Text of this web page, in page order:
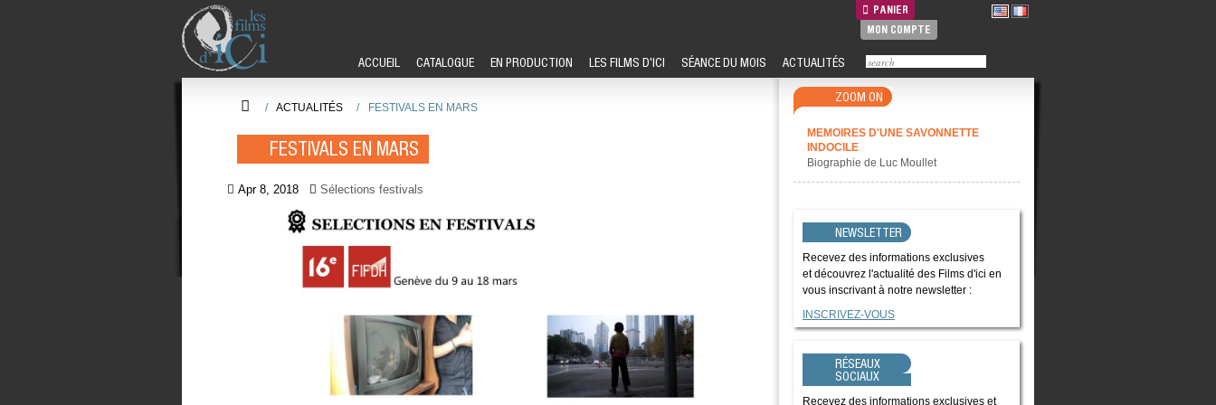
PANIER
MON COMPTE
ACCUEIL CATALOGUE EN PRODUCTION LES FILMS D'ICI SÉANCE DU MOIS ACTUALITÉS
/ ACTUALITÉS / FESTIVALS EN MARS
FESTIVALS EN MARS
Apr 8, 2018 Sélections festivals
ZOOM ON
MEMOIRES D'UNE SAVONNETTE
INDOCILE
Biographie de Luc Moullet
NEWSLETTER
Recevez des informations exclusives
et découvrez l'actualité des Films d'ici en
vous inscrivant à notre newsletter :
INSCRIVEZ-VOUS
RÉSEAUX
SOCIAUX
Recevez des informations exclusives et